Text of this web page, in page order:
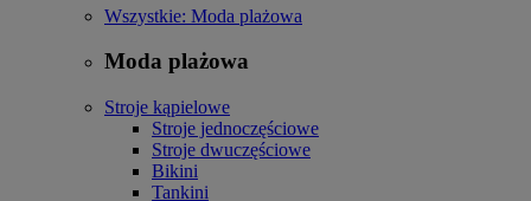
Wszystkie: Moda plażowa
Moda plażowa
Stroje kąpielowe
Stroje jednoczęściowe
Stroje dwuczęściowe
Bikini
Tankini